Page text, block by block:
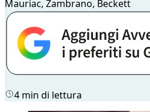
Mauriac, Zambrano, Beckett
4 min di lettura